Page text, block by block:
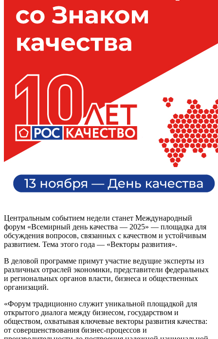
Центральным событием недели станет Международный
форум «Всемирный день качества — 2025» — площадка для
обсуждения вопросов, связанных с качеством и устойчивым
развитием. Тема этого года — «Векторы развития».
В деловой программе примут участие ведущие эксперты из
различных отраслей экономики, представители федеральных
и региональных органов власти, бизнеса и общественных
организаций.
«Форум традиционно служит уникальной площадкой для
открытого диалога между бизнесом, государством и
обществом, охватывая ключевые векторы развития качества:
от совершенствования бизнес-процессов и